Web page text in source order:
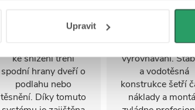
Upravit
automaticky
nadzvedává křídlo
ke snížení tření
spodní hrany dveří o
podlahu nebo
těsnění. Díky tomuto
výroby se do
šroubování či
vyrovnávání.
a vodotěsná
konstrukce šetří
náklady a